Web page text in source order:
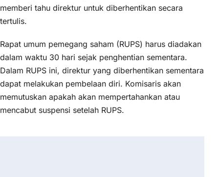
memberi tahu direktur untuk diberhentikan secara
tertulis.
Rapat umum pemegang saham (RUPS) harus diadakan
dalam waktu 30 hari sejak penghentian sementara.
Dalam RUPS ini, direktur yang diberhentikan sementara
dapat melakukan pembelaan diri. Komisaris akan
memutuskan apakah akan mempertahankan atau
mencabut suspensi setelah RUPS.